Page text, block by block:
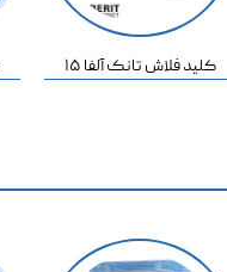
کلید فلاش تانک آلفا 15